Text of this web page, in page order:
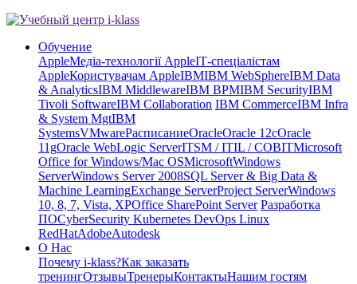
Обучение
AppleМедіа-технології AppleІТ-спеціалістам
AppleКористувачам AppleIBMIBM WebSphereIBM Data
& AnalyticsIBM MiddlewareIBM BPMIBM SecurityIBM
Tivoli SoftwareIBM Collaboration IBM CommerceIBM Infra
& System MgtIBM
SystemsVMwareРасписаниеOracleOracle 12cOracle
11gOracle WebLogic ServerITSM / ITIL / COBITMicrosoft
Office for Windows/Mac OSMicrosoftWindows
ServerWindows Server 2008SQL Server & Big Data &
Machine LearningExchange ServerProject ServerWindows
10, 8, 7, Vista, XPOffice SharePoint Server Разработка
ПОCyberSecurity Kubernetes DevOps Linux
RedHatAdobeAutodesk
О Нас
Почему i-klass?Как заказать
тренингОтзывыТренерыКонтактыНашим гостям